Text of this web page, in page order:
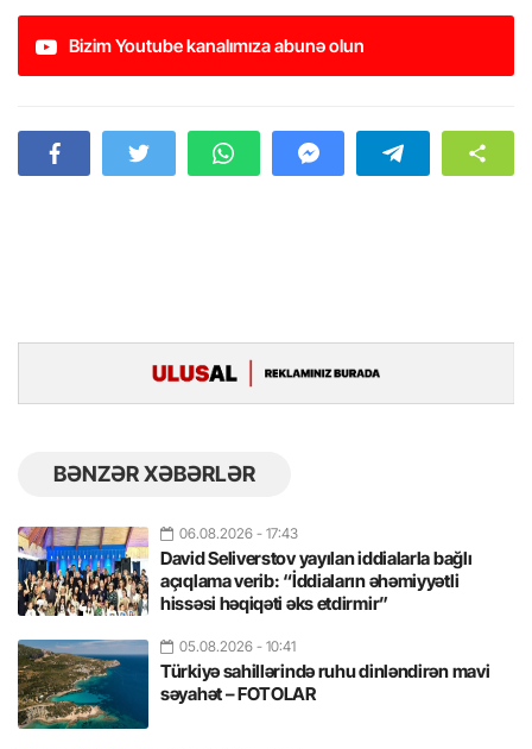
Bizim Youtube kanalımıza abunə olun
BƏNZƏR XƏBƏRLƏR
06.08.2026 - 17:43
David Seliverstov yayılan iddialarla bağlı
açıqlama verib: “İddiaların əhəmiyyətli
hissəsi həqiqəti əks etdirmir”
05.08.2026 - 10:41
Türkiyə sahillərində ruhu dinləndirən mavi
səyahət – FOTOLAR